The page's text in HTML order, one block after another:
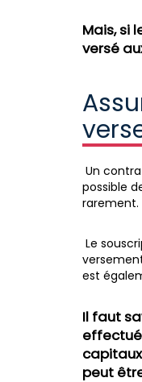
Mais, si
versé
Un
possible
rarement.
Le
est
Il faut
peut